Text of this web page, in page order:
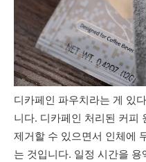
디카페인 파우치라는 게 있
니다. 디카페인 처리된 커피
제거할 수 있으면서 인체에
는 것입니다. 일정 시간을